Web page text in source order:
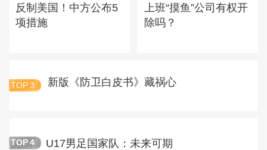
反制美国！中方公布5
项措施
上班“摸鱼”公司有权开
除吗？
TOP 3 新版《防卫白皮书》藏祸心
TOP 4 U17男足国家队：未来可期